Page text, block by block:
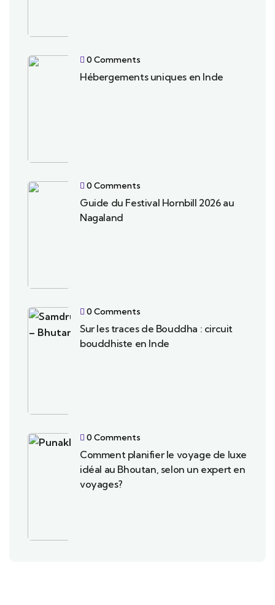
0 Comments
Hébergements uniques en Inde
0 Comments
Guide du Festival Hornbill 2026 au
Nagaland
0 Comments
Sur les traces de Bouddha : circuit
bouddhiste en Inde
0 Comments
Comment planifier le voyage de luxe
idéal au Bhoutan, selon un expert en
voyages?